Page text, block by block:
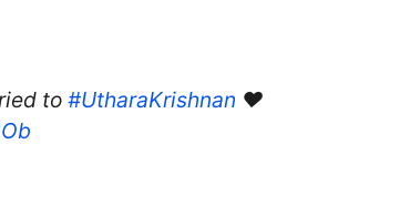
to #UtharaKrishnan ❤️